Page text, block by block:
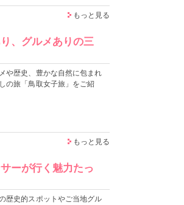
もっと見る
、グルメありの三
や歴史、豊かな自然に包まれ
の旅「鳥取女子旅」をご紹
もっと見る
ーが行く魅力たっ
歴史的スポットやご当地グル